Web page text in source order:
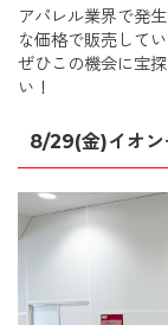
アパレル業界で発
な価格で販売してい
ぜひこの機会に宝
い！
8/29(金)イオン